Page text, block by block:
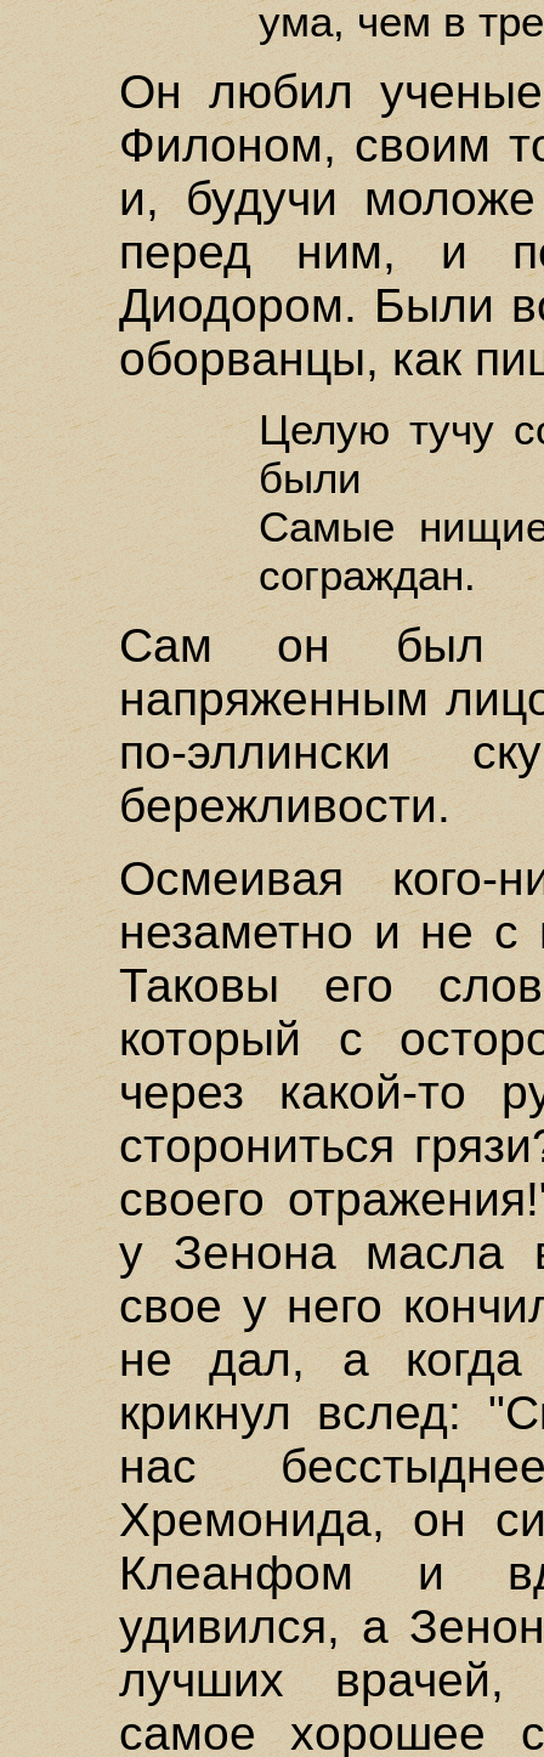
ума, чем в
Он любил
Филоном, своим
и, будучи
перед ним, и
Диодором. Были
оборванцы, как
Целую тучу
были
Самые
сограждан.
Сам он был
напряженным
по-эллински
бережливости.
Осмеивая кого-
незаметно и не с
Таковы его
который с
через какой-то
сторониться
своего
у Зенона масла
свое у него
не дал, а
крикнул вслед:
нас
Хремонида, он
Клеанфом и
удивился, а
лучших
самое хорошее